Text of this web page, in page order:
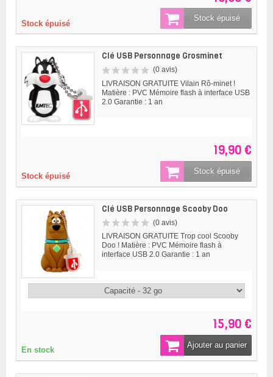
Stock épuisé
Stock épuisé
Clé USB Personnage Grosminet
(0 avis)
LIVRAISON GRATUITE Vilain Rô-minet !
Matière : PVC Mémoire flash à interface USB
2.0 Garantie : 1 an
19,90 €
Stock épuisé
Stock épuisé
Clé USB Personnage Scooby Doo
(0 avis)
LIVRAISON GRATUITE Trop cool Scooby
Doo ! Matière : PVC Mémoire flash à
interface USB 2.0 Garantie : 1 an
15,90 €
En stock
Ajouter au panier